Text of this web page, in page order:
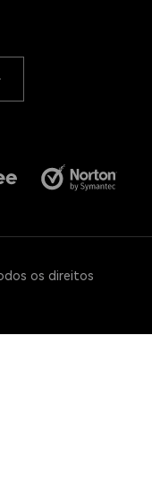
os direitos